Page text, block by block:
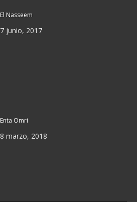
El Nasseem
7 junio, 2017
Enta Omri
8 marzo, 2018